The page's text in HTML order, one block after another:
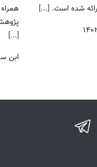
شده است. [...]
۰۳
[...]
ابن